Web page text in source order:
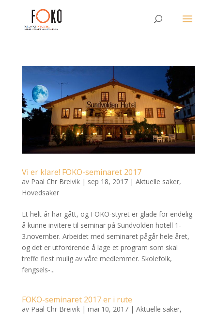
Vi er klare! FOKO-seminaret 2017
av Paal Chr Breivik| sep 18, 2017| Aktuelle saker,
Hovedsaker
Et helt år har gått, og FOKO-styret er glade for endelig
å kunne invitere til seminar på Sundvolden hotell 1-
3.november. Arbeidet med seminaret pågår hele året,
og det er utfordrende å lage et program som skal
treffe flest mulig av våre medlemmer. Skolefolk,
fengsels-...
FOKO-seminaret 2017 er i rute
av Paal Chr Breivik| mai 10, 2017| Aktuelle saker,